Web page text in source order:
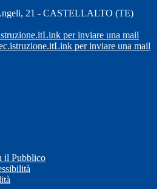
21 - CASTELLALTO (TE)
Link per inviare una mail
Link per inviare una mail
il Pubblico